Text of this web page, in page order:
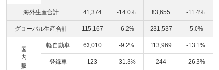
海外生産合計 41,374 -14.0% 83,655 -11.4%
グローバル生産合計 115,167 -6.2% 231,537 -5.0%
国
内
販
軽自動車 63,010 -9.2% 113,969 -13.1%
登録車 123 -31.3% 244 -26.3%